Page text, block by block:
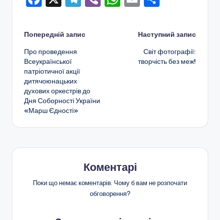
н
я
т
а
п
о
з
а
кі
c
e
b
o
o
k
e
ai
l
ді
л
и
я
Навігація
по
запису
Попередній запис
Про проведення
Всеукраїнської
патріотичної акції
дитячоюнацьких
духових оркестрів до
Дня Соборності України
«Марш Єдності»
Наступний запис
Світ фотографії:
творчість без меж!
Коментарі
Поки що немає коментарів. Чому б вам не розпочати
обговорення?